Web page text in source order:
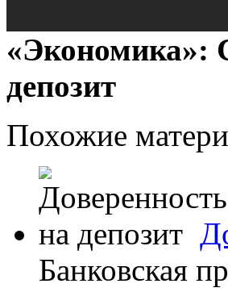
«Экономика»:
депозит
Похожие
Банковская